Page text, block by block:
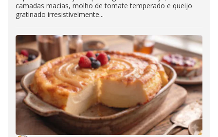
camadas macias, molho de tomate temperado e queijo
gratinado irresistivelmente...